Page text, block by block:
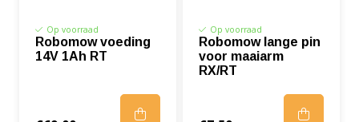
Op voorraad
Robomow voeding
14V 1Ah RT
Op voorraad
Robomow lange pin
voor maaiarm
RX/RT